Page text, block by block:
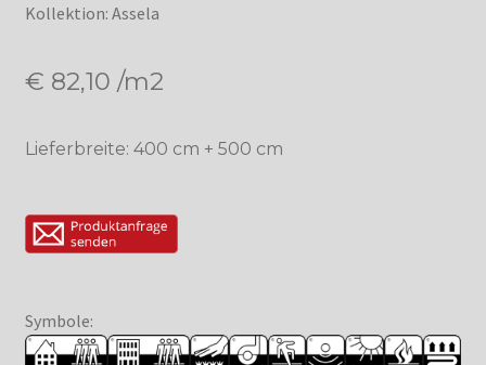
Kollektion: Assela
€ 82,10 /m2
Lieferbreite: 400 cm + 500 cm
Symbole: